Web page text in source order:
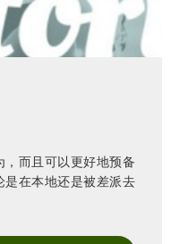
成员制与教会纪律
英语
俄语
波斯语
而且可以更好地预备
在本地还是被差派去